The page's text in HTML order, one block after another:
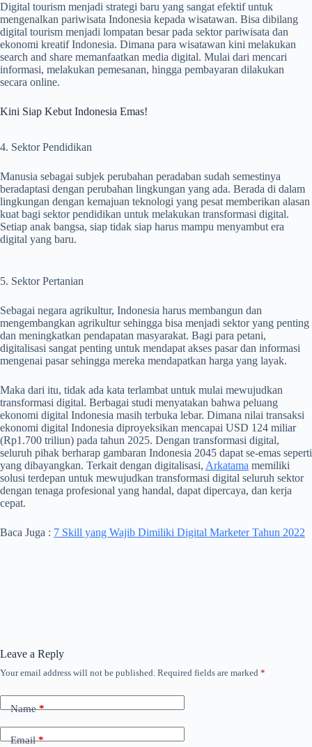
Digital tourism menjadi strategi baru yang sangat efektif untuk
mengenalkan pariwisata Indonesia kepada wisatawan. Bisa dibilang
digital tourism menjadi lompatan besar pada sektor pariwisata dan
ekonomi kreatif Indonesia. Dimana para wisatawan kini melakukan
search and share memanfaatkan media digital. Mulai dari mencari
informasi, melakukan pemesanan, hingga pembayaran dilakukan
secara online.
Kini Siap Kebut Indonesia Emas!
4. Sektor Pendidikan
Manusia sebagai subjek perubahan peradaban sudah semestinya
beradaptasi dengan perubahan lingkungan yang ada. Berada di dalam
lingkungan dengan kemajuan teknologi yang pesat memberikan alasan
kuat bagi sektor pendidikan untuk melakukan transformasi digital.
Setiap anak bangsa, siap tidak siap harus mampu menyambut era
digital yang baru.
5. Sektor Pertanian
Sebagai negara agrikultur, Indonesia harus membangun dan
mengembangkan agrikultur sehingga bisa menjadi sektor yang penting
dan meningkatkan pendapatan masyarakat. Bagi para petani,
digitalisasi sangat penting untuk mendapat akses pasar dan informasi
mengenai pasar sehingga mereka mendapatkan harga yang layak.
Maka dari itu, tidak ada kata terlambat untuk mulai mewujudkan
transformasi digital. Berbagai studi menyatakan bahwa peluang
ekonomi digital Indonesia masih terbuka lebar. Dimana nilai transaksi
ekonomi digital Indonesia diproyeksikan mencapai USD 124 miliar
(Rp1.700 triliun) pada tahun 2025. Dengan transformasi digital,
seluruh pihak berharap gambaran Indonesia 2045 dapat se-emas seperti
yang dibayangkan. Terkait dengan digitalisasi, Arkatama memiliki
solusi terdepan untuk mewujudkan transformasi digital seluruh sektor
dengan tenaga profesional yang handal, dapat dipercaya, dan kerja
cepat.
Baca Juga : 7 Skill yang Wajib Dimiliki Digital Marketer Tahun 2022
Leave a Reply
Your email address will not be published. Required fields are marked *
Name*
Email*